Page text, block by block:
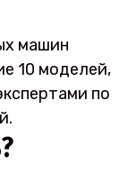
машин
10 моделей,
по